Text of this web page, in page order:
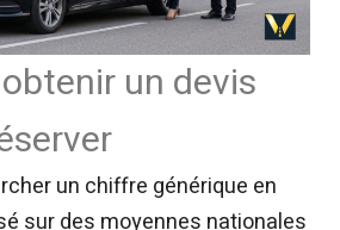
un devis
un chiffre générique en
sur des moyennes nationales